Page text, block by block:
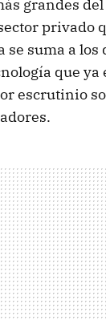
grandes
privado
suma a los
que ya
escrutinio